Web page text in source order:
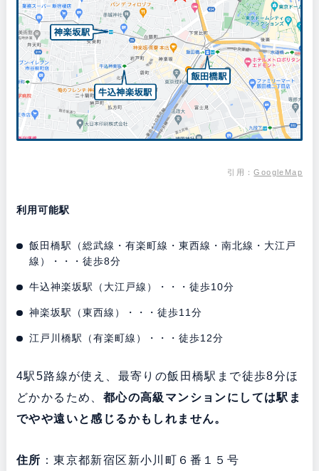
引用：GoogleMap
利用可能駅
飯田橋駅（総武線・有楽町線・東西線・南北線・大江戸
線）・・・徒歩8分
牛込神楽坂駅（大江戸線）・・・徒歩10分
神楽坂駅（東西線）・・・徒歩11分
江戸川橋駅（有楽町線）・・・徒歩12分
4駅5路線が使え、最寄りの飯田橋駅まで徒歩8分ほ
どかかるため、 都心の高級マンションにしては駅ま
でやや遠いと感じるかもしれません。
住所 ：東京都新宿区新小川町６番１５号